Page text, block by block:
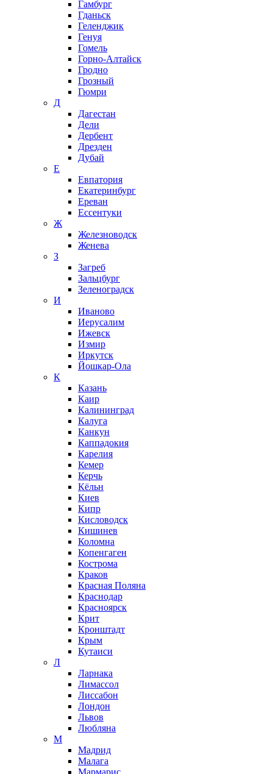
Гамбург
Гданьск
Геленджик
Генуя
Гомель
Горно-Алтайск
Гродно
Грозный
Гюмри
Д
Дагестан
Дели
Дербент
Дрезден
Дубай
Е
Евпатория
Екатеринбург
Ереван
Ессентуки
Ж
Железноводск
Женева
З
Загреб
Зальцбург
Зеленоградск
И
Иваново
Иерусалим
Ижевск
Измир
Иркутск
Йошкар-Ола
К
Казань
Каир
Калининград
Калуга
Канкун
Каппадокия
Карелия
Кемер
Керчь
Кёльн
Киев
Кипр
Кисловодск
Кишинев
Коломна
Копенгаген
Кострома
Краков
Красная Поляна
Краснодар
Красноярск
Крит
Кронштадт
Крым
Кутаиси
Л
Ларнака
Лимассол
Лиссабон
Лондон
Львов
Любляна
М
Мадрид
Малага
Мармарис